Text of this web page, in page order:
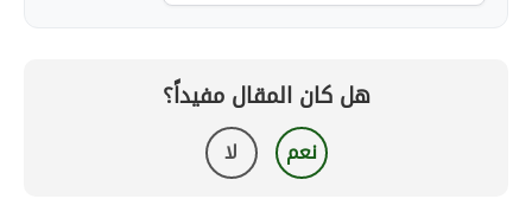
هل كان المقال مفيداً؟
نعم لا